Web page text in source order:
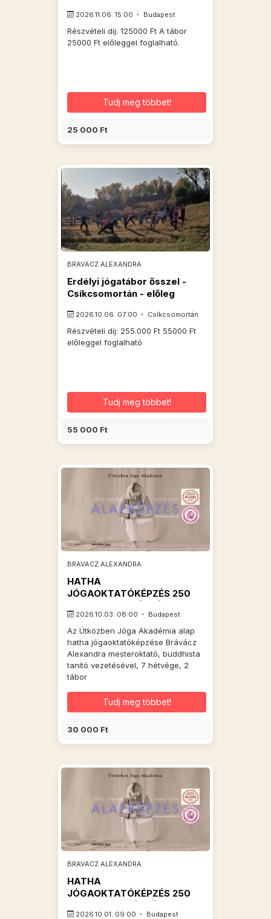
2026.11.06. 15:00 Budapest
Részvételi díj: 125000 Ft A tábor
25000 Ft előleggel foglalható.
Tudj meg többet!
25 000 Ft
BRAVACZ ALEXANDRA
Erdélyi jógatábor ősszel -
Csíkcsomortán - előleg
2026.10.06. 07:00 Csíkcsomortán
Részvételi díj: 255.000 Ft 55000 Ft
előleggel foglalható
Tudj meg többet!
55 000 Ft
BRAVACZ ALEXANDRA
HATHA
JÓGAOKTATÓKÉPZÉS 250
2026.10.03. 08:00 Budapest
Az Útközben Jóga Akadémia alap
hatha jógaoktatóképzése Brávácz
Alexandra mesteroktató, buddhista
tanító vezetésével, 7 hétvége, 2
tábor
Tudj meg többet!
30 000 Ft
BRAVACZ ALEXANDRA
HATHA
JÓGAOKTATÓKÉPZÉS 250
2026.10.01. 09:00 Budapest